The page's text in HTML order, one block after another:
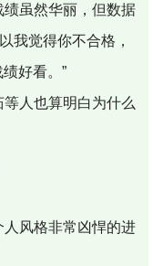
虽然华丽，但数据
我觉得你不合格，
好看。”
人也算明白为什么
风格非常凶悍的进